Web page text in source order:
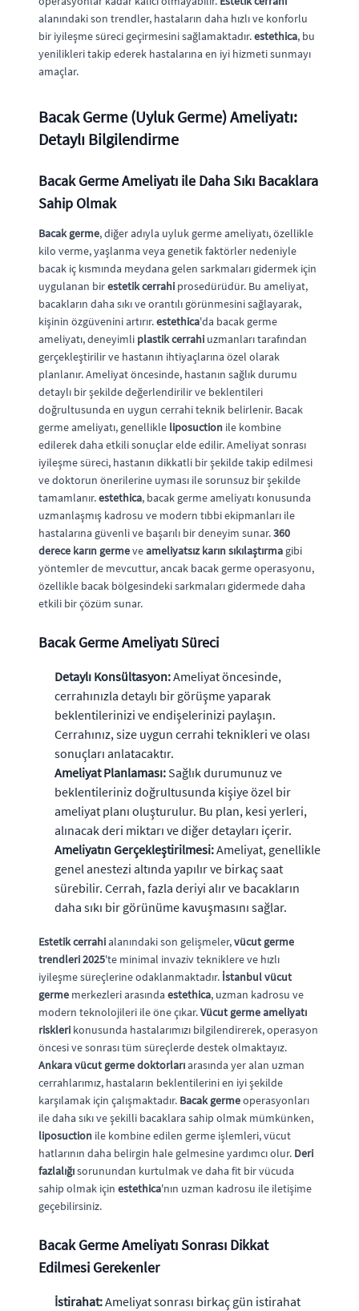
alanındaki son trendler, hastaların daha hızlı ve konforlu
bir iyileşme süreci geçirmesini sağlamaktadır.estethica, bu
yenilikleri takip ederek hastalarına en iyi hizmeti sunmayı
amaçlar.
Bacak Germe (Uyluk Germe) Ameliyatı:
Detaylı Bilgilendirme
Bacak Germe Ameliyatı ile Daha Sıkı Bacaklara
Sahip Olmak
Bacak germe, diğer adıyla uyluk germe ameliyatı, özellikle
kilo verme, yaşlanma veya genetik faktörler nedeniyle
bacak iç kısmında meydana gelen sarkmaları gidermek için
uygulanan birestetik cerrahi prosedürüdür. Bu ameliyat,
bacakların daha sıkı ve orantılı görünmesini sağlayarak,
kişinin özgüvenini artırır.estethica'da bacak germe
ameliyatı, deneyimli plastik cerrahi uzmanları tarafından
gerçekleştirilir ve hastanın ihtiyaçlarına özel olarak
planlanır. Ameliyat öncesinde, hastanın sağlık durumu
detaylı bir şekilde değerlendirilir ve beklentileri
doğrultusunda en uygun cerrahi teknik belirlenir. Bacak
germe ameliyatı, genellikle liposuction ile kombine
edilerek daha etkili sonuçlar elde edilir. Ameliyat sonrası
iyileşme süreci, hastanın dikkatli bir şekilde takip edilmesi
ve doktorun önerilerine uyması ile sorunsuz bir şekilde
tamamlanır.estethica, bacak germe ameliyatı konusunda
uzmanlaşmış kadrosu ve modern tıbbi ekipmanları ile
hastalarına güvenli ve başarılı bir deneyim sunar.360
derece karın germeveameliyatsız karın sıkılaştırma gibi
yöntemler de mevcuttur, ancak bacak germe operasyonu,
özellikle bacak bölgesindeki sarkmaları gidermede daha
etkili bir çözüm sunar.
Bacak Germe Ameliyatı Süreci
Detaylı Konsültasyon:Ameliyat öncesinde,
cerrahınızla detaylı bir görüşme yaparak
beklentilerinizi ve endişelerinizi paylaşın.
Cerrahınız, size uygun cerrahi teknikleri ve olası
sonuçları anlatacaktır.
Ameliyat Planlaması: Sağlık durumunuz ve
beklentileriniz doğrultusunda kişiye özel bir
ameliyat planı oluşturulur. Bu plan, kesi yerleri,
alınacak deri miktarı ve diğer detayları içerir.
Ameliyatın Gerçekleştirilmesi:Ameliyat, genellikle
genel anestezi altında yapılır ve birkaç saat
sürebilir. Cerrah, fazla deriyi alır ve bacakların
daha sıkı bir görünüme kavuşmasını sağlar.
Estetik cerrahialanındaki son gelişmeler,vücut germe
trendleri 2025'te minimal invaziv tekniklere ve hızlı
iyileşme süreçlerine odaklanmaktadır. İstanbul vücut
germe merkezleri arasında estethica, uzman kadrosu ve
modern teknolojileri ile öne çıkar.Vücut germe ameliyatı
riskleri konusunda hastalarımızı bilgilendirerek, operasyon
öncesi ve sonrası tüm süreçlerde destek olmaktayız.
Ankara vücut germe doktorlarıarasında yer alan uzman
cerrahlarımız, hastaların beklentilerini en iyi şekilde
karşılamak için çalışmaktadır. Bacak germeoperasyonları
ile daha sıkı ve şekilli bacaklara sahip olmak mümkünken,
liposuction ile kombine edilen germe işlemleri, vücut
hatlarının daha belirgin hale gelmesine yardımcı olur. Deri
fazlalığısorunundan kurtulmak ve daha fit bir vücuda
sahip olmak için estethica'nın uzman kadrosu ile iletişime
geçebilirsiniz.
Bacak Germe Ameliyatı Sonrası Dikkat
Edilmesi Gerekenler
İstirahat:Ameliyat sonrası birkaç gün istirahat